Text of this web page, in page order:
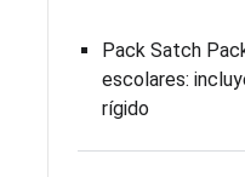
Pack Satch
escolares:
rígido